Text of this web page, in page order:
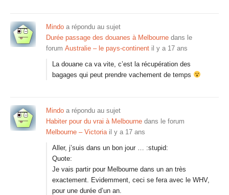
Mindo a répondu au sujet
Durée passage des douanes à Melbourne dans le
forum Australie – le pays-continent il y a 17 ans
La douane ca va vite, c’est la récupération des
bagages qui peut prendre vachement de temps
Mindo a répondu au sujet
Habiter pour du vrai à Melbourne dans le forum
Melbourne – Victoria il y a 17 ans
Aller, j’suis dans un bon jour … :stupid:
Quote:
Je vais partir pour Melbourne dans un an très
exactement. Evidemment, ceci se fera avec le WHV,
pour une durée d’un an.